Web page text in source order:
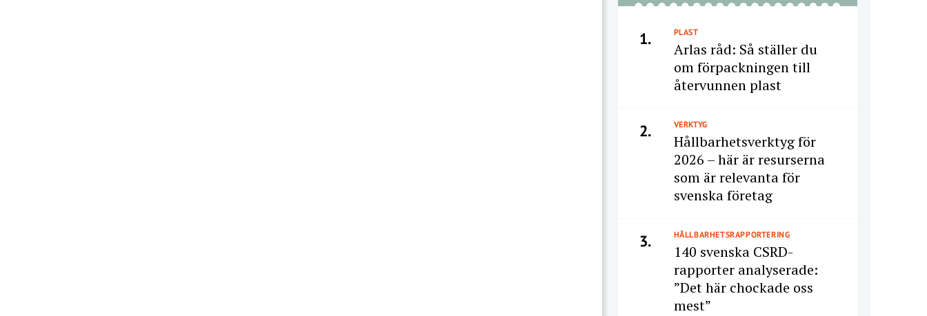
1. PLAST
Arlas råd: Så ställer du
om förpackningen till
återvunnen plast
2. VERKTYG
Hållbarhetsverktyg för
2026 – här är resurserna
som är relevanta för
svenska företag
3. HÅLLBARHETSRAPPORTERING
140 svenska CSRD-
rapporter analyserade:
”Det här chockade oss
mest”